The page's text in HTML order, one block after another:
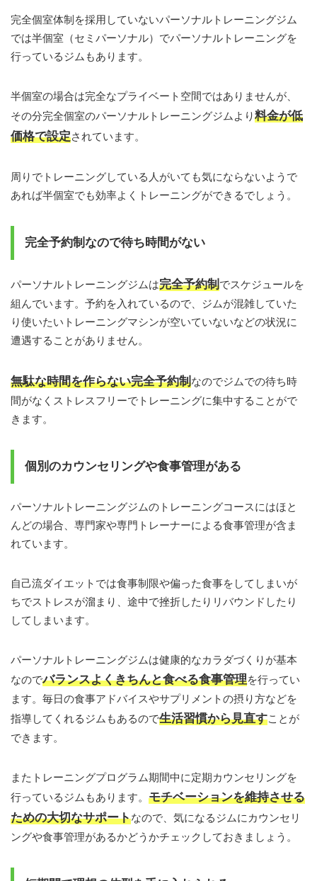
完全個室体制を採用していないパーソナルトレーニングジム
では半個室（セミパーソナル）でパーソナルトレーニングを
行っているジムもあります。
半個室の場合は完全なプライベート空間ではありませんが、
その分完全個室のパーソナルトレーニングジムより料金が低
価格で設定されています。
周りでトレーニングしている人がいても気にならないようで
あれば半個室でも効率よくトレーニングができるでしょう。
完全予約制なので待ち時間がない
パーソナルトレーニングジムは完全予約制でスケジュールを
組んでいます。予約を入れているので、ジムが混雑していた
り使いたいトレーニングマシンが空いていないなどの状況に
遭遇することがありません。
無駄な時間を作らない完全予約制なのでジムでの待ち時
間がなくストレスフリーでトレーニングに集中することがで
きます。
個別のカウンセリングや食事管理がある
パーソナルトレーニングジムのトレーニングコースにはほと
んどの場合、専門家や専門トレーナーによる食事管理が含ま
れています。
自己流ダイエットでは食事制限や偏った食事をしてしまいが
ちでストレスが溜まり、途中で挫折したりリバウンドしたり
してしまいます。
パーソナルトレーニングジムは健康的なカラダづくりが基本
なのでバランスよくきちんと食べる食事管理を行ってい
ます。毎日の食事アドバイスやサプリメントの摂り方などを
指導してくれるジムもあるので生活習慣から見直すことが
できます。
またトレーニングプログラム期間中に定期カウンセリングを
行っているジムもあります。 モチベーションを維持させる
ための大切なサポートなので、気になるジムにカウンセリ
ングや食事管理があるかどうかチェックしておきましょう。